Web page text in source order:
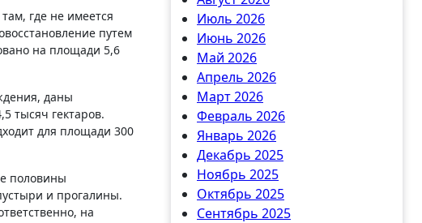
где не имеется
путем
на площади 5,6
даны
тысяч гектаров.
для площади 300
половины
и прогалины.
на
Июль 2026
Июнь 2026
Май 2026
Апрель 2026
Март 2026
Февраль 2026
Январь 2026
Декабрь 2025
Ноябрь 2025
Октябрь 2025
Сентябрь 2025